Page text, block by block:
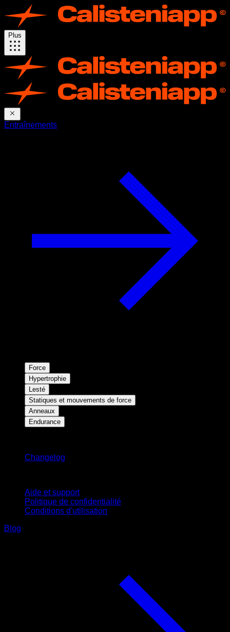
Plus
Entraînements
Force
Hypertrophie
Lesté
Statiques et mouvements de force
Anneaux
Endurance
Changelog
Aide et support
Politique de confidentialité
Conditions d'utilisation
Blog